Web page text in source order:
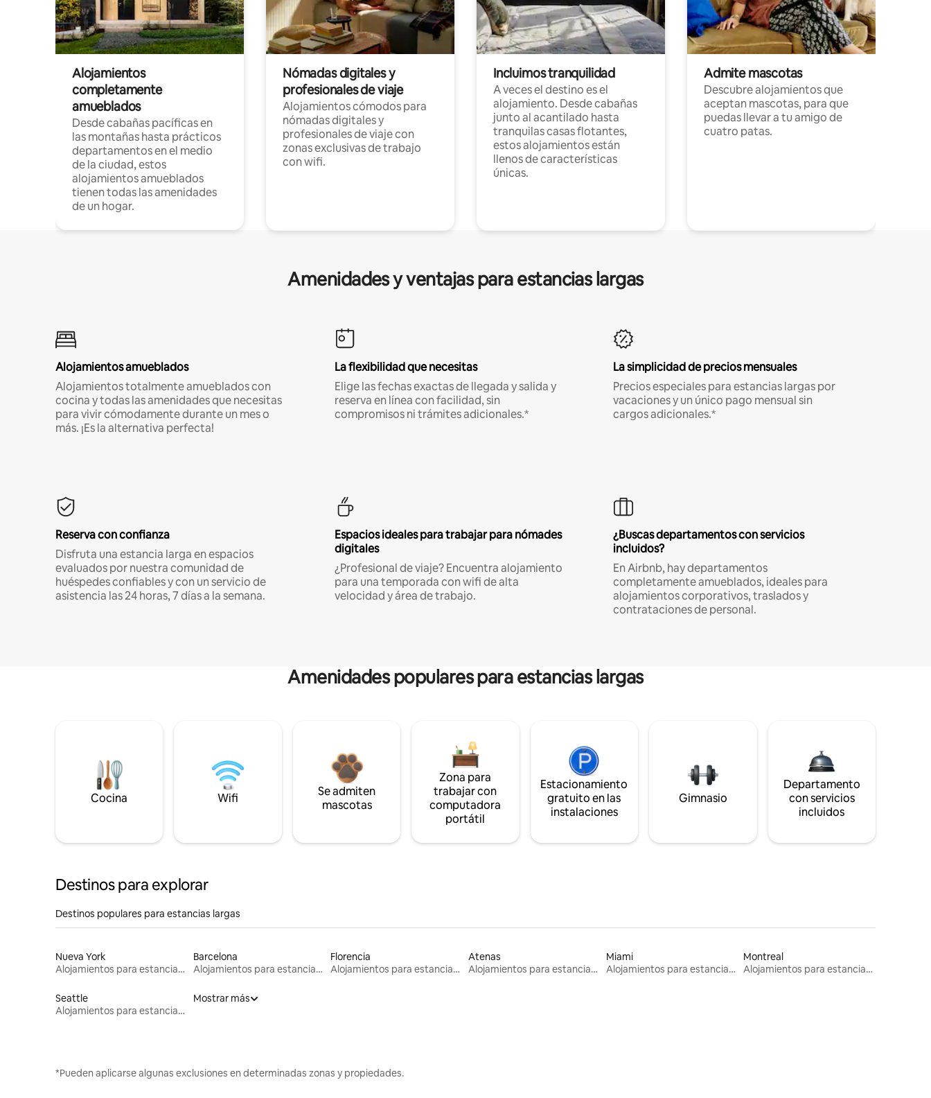
Alojamientos
completamente
amueblados
Desde cabañas pacíficas en
las montañas hasta prácticos
departamentos en el medio
de la ciudad, estos
alojamientos amueblados
tienen todas las amenidades
de un hogar.
Nómadas digitales y
profesionales de viaje
Alojamientos cómodos para
nómadas digitales y
profesionales de viaje con
zonas exclusivas de trabajo
con wifi.
Incluimos tranquilidad
A veces el destino es el
alojamiento. Desde cabañas
junto al acantilado hasta
tranquilas casas flotantes,
estos alojamientos están
llenos de características
únicas.
Admite mascotas
Descubre alojamientos que
aceptan mascotas, para que
puedas llevar a tu amigo de
cuatro patas.
Amenidades y ventajas para estancias largas
Alojamientos amueblados
Alojamientos totalmente amueblados con
cocina y todas las amenidades que necesitas
para vivir cómodamente durante un mes o
más. ¡Es la alternativa perfecta!
La flexibilidad que necesitas
Elige las fechas exactas de llegada y salida y
reserva en línea con facilidad, sin
compromisos ni trámites adicionales.*
La simplicidad de precios mensuales
Precios especiales para estancias largas por
vacaciones y un único pago mensual sin
cargos adicionales.*
Reserva con confianza
Disfruta una estancia larga en espacios
evaluados por nuestra comunidad de
huéspedes confiables y con un servicio de
asistencia las 24 horas, 7 días a la semana.
Espacios ideales para trabajar para nómades
digitales
¿Profesional de viaje? Encuentra alojamiento
para una temporada con wifi de alta
velocidad y área de trabajo.
¿Buscas departamentos con servicios
incluidos?
En Airbnb, hay departamentos
completamente amueblados, ideales para
alojamientos corporativos, traslados y
contrataciones de personal.
Amenidades populares para estancias largas
Cocina Wifi
Se admiten
mascotas
Zona para
trabajar con
computadora
portátil
Estacionamiento
gratuito en las
instalaciones
Gimnasio
Departamento
con servicios
incluidos
Destinos para explorar
Destinos populares para estancias largas
Nueva York
Alojamientos para estancias largas
Barcelona
Alojamientos para estancias largas
Florencia
Alojamientos para estancias largas
Atenas
Alojamientos para estancias largas
Miami
Alojamientos para estancias largas
Montreal
Alojamientos para estancias largas
Seattle
Alojamientos para estancias largas
Mostrar más
*Pueden aplicarse algunas exclusiones en determinadas zonas y propiedades.